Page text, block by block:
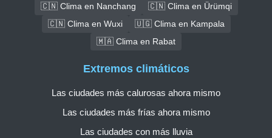
🇨🇳 Clima en Nanchang
🇨🇳 Clima en Ürümqi
🇨🇳 Clima en Wuxi
🇺🇬 Clima en Kampala
🇲🇦 Clima en Rabat
Extremos climáticos
Las ciudades más calurosas ahora mismo
Las ciudades más frías ahora mismo
Las ciudades con más lluvia